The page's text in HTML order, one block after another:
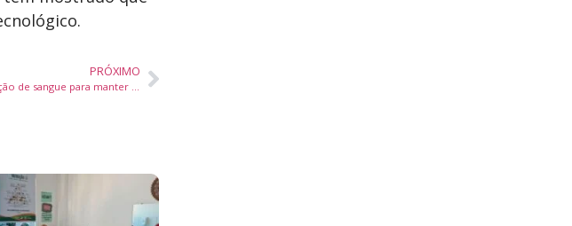
PRÓXIMO
Junho Vermelho reforça importância da doação de sangue para manter estoques dos hemocentros abastecidos